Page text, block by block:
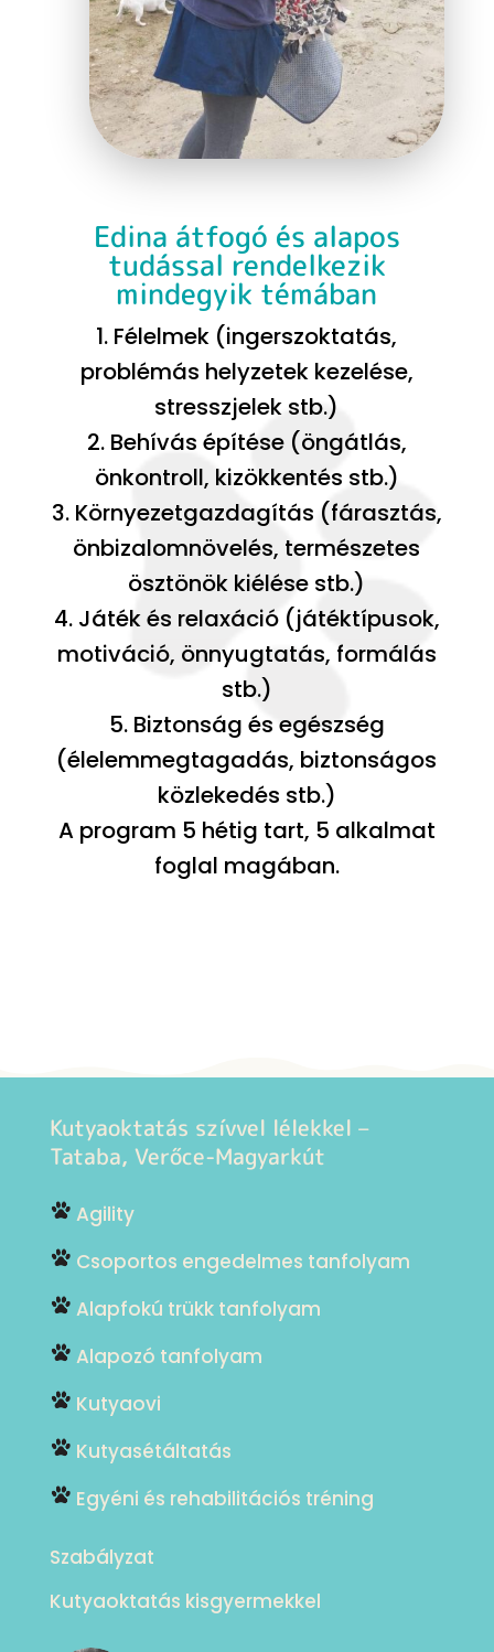
Edina átfogó és alapos
tudással rendelkezik
mindegyik témában
1. Félelmek (ingerszoktatás,
problémás helyzetek kezelése,
stresszjelek stb.)
2. Behívás építése (öngátlás,
önkontroll, kizökkentés stb.)
3. Környezetgazdagítás (fárasztás,
önbizalomnövelés, természetes
ösztönök kiélése stb.)
4. Játék és relaxáció (játéktípusok,
motiváció, önnyugtatás, formálás
stb.)
5. Biztonság és egészség
(élelemmegtagadás, biztonságos
közlekedés stb.)
A program 5 hétig tart, 5 alkalmat
foglal magában.
Kutyaoktatás szívvel lélekkel –
Tataba, Verőce-Magyarkút
Agility
Csoportos engedelmes tanfolyam
Alapfokú trükk tanfolyam
Alapozó tanfolyam
Kutyaovi
Kutyasétáltatás
Egyéni és rehabilitációs tréning
Szabályzat
Kutyaoktatás kisgyermekkel